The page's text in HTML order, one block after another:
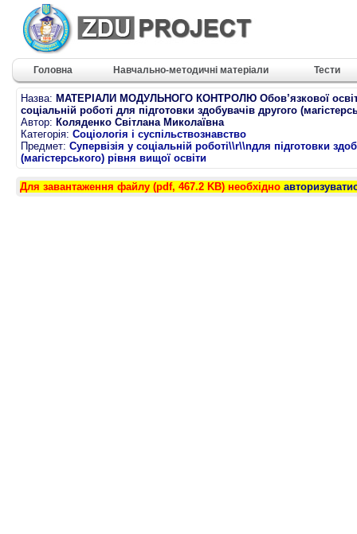
Головна Навчально-методичні матеріали Тести
Назва: МАТЕРІАЛИ МОДУЛЬНОГО КОНТРОЛЮ Обов’язкової
соціальній роботі для підготовки здобувачів другого
Автор: Коляденко Світлана Миколаївна
Категорія: Соціологія і суспільствознавство
Предмет: Супервізія у соціальній роботі\\r\\nдля підготовки
(магістерського) рівня вищої освіти
Для завантаження файлу (pdf, 467.2 KB) необхідно